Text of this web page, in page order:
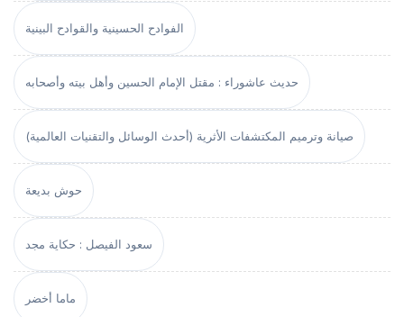
الفوادح الحسينية والقوادح البينية
حديث عاشوراء : مقتل الإمام الحسين وأهل بيته وأصحابه
صيانة وترميم المكتشفات الأثرية (أحدث الوسائل والتقنيات العالمية)
حوش بديعة
سعود الفيصل : حكاية مجد
ماما أخضر